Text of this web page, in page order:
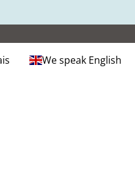
We speak English